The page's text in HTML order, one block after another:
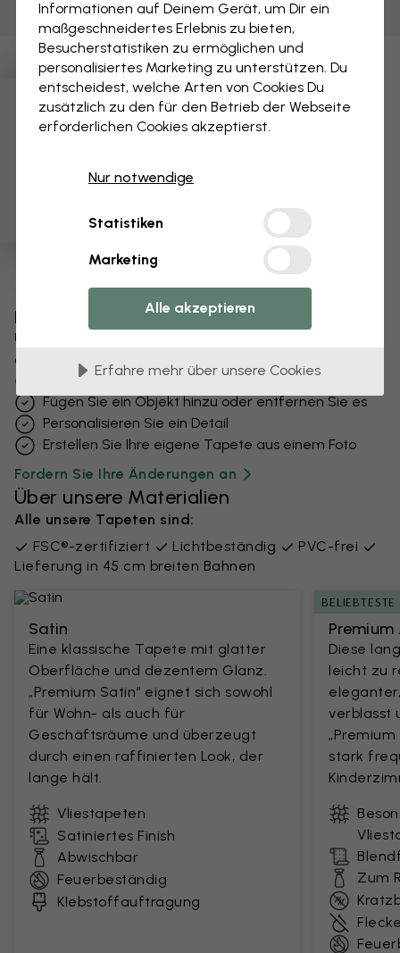
Bearbeiten Sie Ihre Tapete
Unser Designteam kann jedes Motiv optimieren,
damit es für Sie einzigartig wird.
Größe oder Farben ändern
Fügen Sie ein Objekt hinzu oder entfernen Sie es
Personalisieren Sie ein Detail
Erstellen Sie Ihre eigene Tapete aus einem Foto
Fordern Sie Ihre Änderungen an
Über unsere Materialien
Alle unsere Tapeten sind:
FSC®-zertifiziert
Lichtbeständig
PVC-frei
Lieferung in 45 cm breiten Bahnen
Satin
Eine klassische Tapete mit glatter
Oberfläche und dezentem Glanz.
„Premium Satin“ eignet sich sowohl
für Wohn- als auch für
Geschäftsräume und überzeugt
durch einen raffinierten Look, der
lange hält.
Vliestapeten
Satiniertes Finish
Abwischbar
Feuerbeständig
Klebstoffauftragung
BELIEBTESTE
Diese
leicht zu
verblasst
stark
Zum
Informationen auf Deinem Gerät, um Dir ein
maßgeschneidertes Erlebnis zu bieten,
Besucherstatistiken zu ermöglichen und
personalisiertes Marketing zu unterstützen. Du
entscheidest, welche Arten von Cookies Du
zusätzlich zu den für den Betrieb der Webseite
erforderlichen Cookies akzeptierst.
Nur notwendige
Statistiken
Marketing
Alle akzeptieren
Erfahre mehr über unsere Cookies